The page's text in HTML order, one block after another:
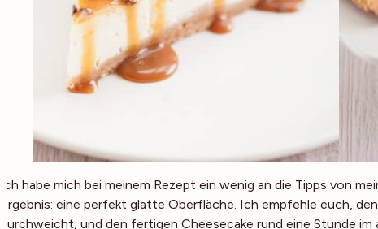
Ich habe mich bei meinem Rezept ein wenig an die Tipps von
Ergebnis: eine perfekt glatte Oberfläche. Ich empfehle euch,
durchweicht, und den fertigen Cheesecake rund eine Stunde